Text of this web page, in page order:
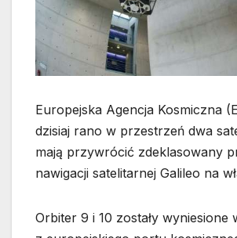
Europejska Agencja Kosmiczna
dzisiaj rano w przestrzeń dwa
mają przywrócić zdeklasowany
nawigacji satelitarnej Galileo na
Orbiter 9 i 10 zostały wyniesione